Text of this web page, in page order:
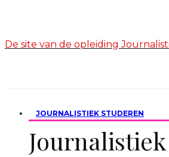
De site van de opleiding
JOURNALISTIEK STUDEREN